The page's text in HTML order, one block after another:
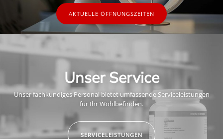
AKTUELLE ÖFFNUNGSZEITEN
Unser Service
Unser fachkundiges Personal bietet umfassende Serviceleistungen
für Ihr Wohlbefinden.
SERVICELEISTUNGEN